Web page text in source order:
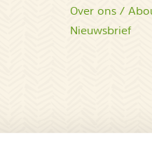
Over ons /
Nieuwsbrief